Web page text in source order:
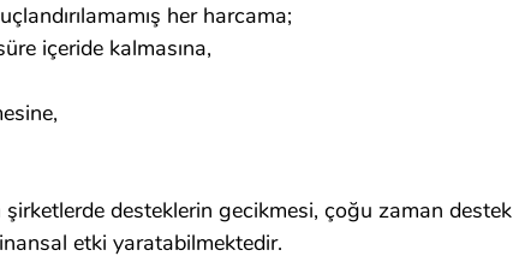
her harcama;
içeride kalmasına,
desteklerin gecikmesi, çoğu zaman destek
etki yaratabilmektedir.